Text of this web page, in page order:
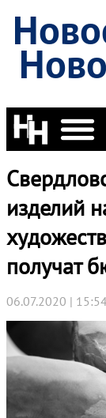
изделий
получат
06.07.2020 |